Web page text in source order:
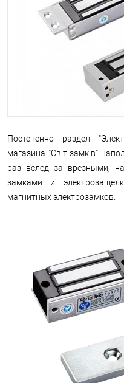
Постепенно раздел
магазина "Світ замків"
раз вслед за врезными,
замками и
магнитных электрозамков.